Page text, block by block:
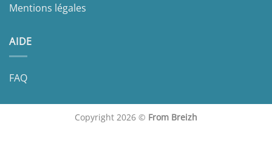
Mentions légales
AIDE
FAQ
Copyright 2026 © From Breizh